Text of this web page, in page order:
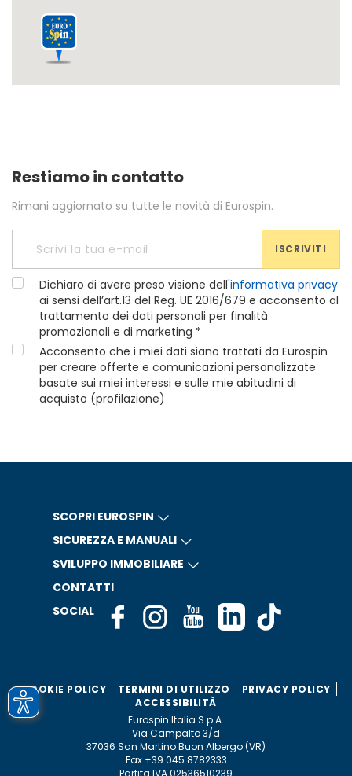
Restiamo in contatto
Rimani aggiornato su tutte le novità di Eurospin.
ISCRIVITI
Dichiaro di avere preso visione dell'informativa privacy
ai sensi dell’art.13 del Reg. UE 2016/679 e acconsento al
trattamento dei dati personali per finalità
promozionali e di marketing *
Acconsento che i miei dati siano trattati da Eurospin
per creare offerte e comunicazioni personalizzate
basate sui miei interessi e sulle mie abitudini di
acquisto (profilazione)
SCOPRI EUROSPIN
SICUREZZA E MANUALI
SVILUPPO IMMOBILIARE
CONTATTI
SOCIAL
COOKIE POLICY TERMINI DI UTILIZZO
PRIVACY POLICY
ACCESSIBILITÀ
Eurospin Italia S.p.A.
Via Campalto 3/d
37036 San Martino Buon Albergo (VR)
Fax +39 045 8782333